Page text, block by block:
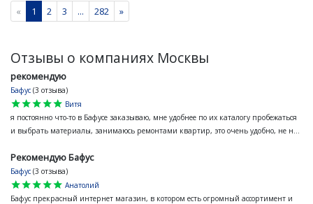
« 1 2 3 ... 282 »
Отзывы о компаниях Москвы
рекомендую
Бафус (3 отзыва)
star
star
star
star
star
Витя
я постоянно что-то в Бафусе заказываю, мне удобнее по их каталогу пробежаться
и выбрать материалы, занимаюсь ремонтами квартир, это очень удобно, не н...
Рекомендую Бафус
Бафус (3 отзыва)
star
star
star
star
star
Анатолий
Бафус прекрасный интернет магазин, в котором есть огромный ассортимент и